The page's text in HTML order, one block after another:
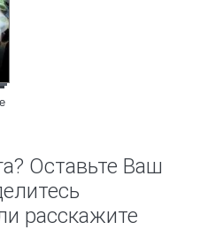
Оставьте Ваш
расскажите